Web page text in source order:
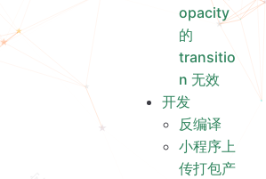
opacity
的
transitio
n 无效
开发
反编译
小程序上
传打包产